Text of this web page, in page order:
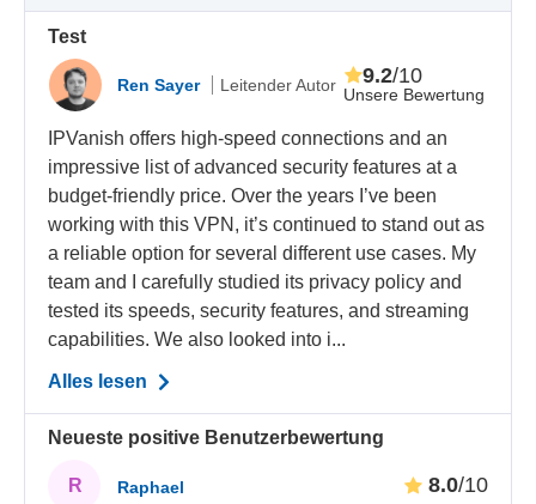
Test
Ren Sayer Leitender Autor Unsere Bewertung
9.2/10
IPVanish offers high-speed connections and an
impressive list of advanced security features at a
budget-friendly price. Over the years I’ve been
working with this VPN, it’s continued to stand out as
a reliable option for several different use cases. My
team and I carefully studied its privacy policy and
tested its speeds, security features, and streaming
capabilities. We also looked into i...
Alles lesen
Neueste positive Benutzerbewertung
R Raphael 8.0/10